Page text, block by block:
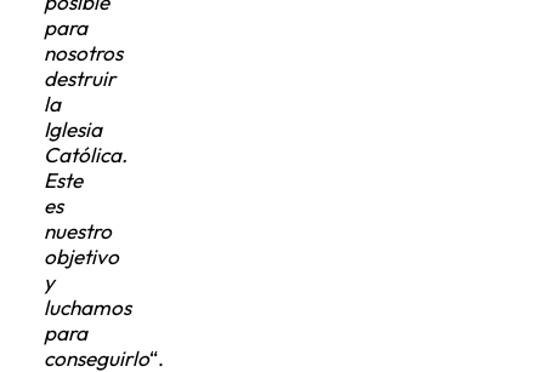
para
nosotros
destruir
la
Iglesia
Católica.
Este
es
nuestro
objetivo
y
luchamos
para
conseguirlo“.